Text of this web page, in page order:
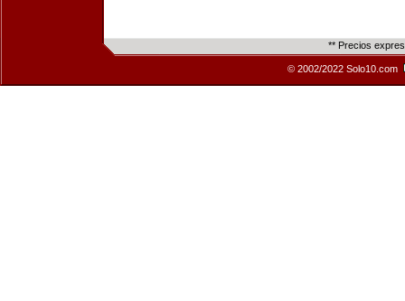
** Precios
© 2002/2022 Solo10.com